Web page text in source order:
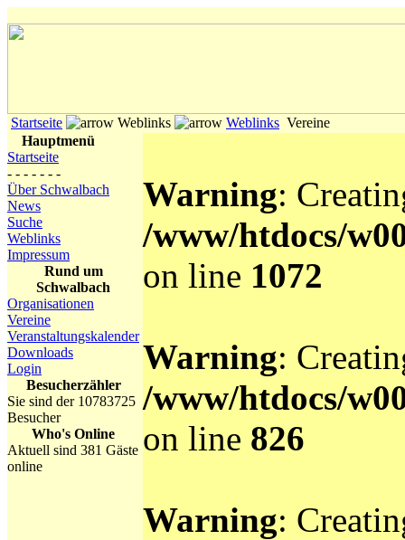
Startseite Weblinks Weblinks Vereine
Hauptmenü
Startseite
- - - - - - -
Über Schwalbach
News
Suche
Weblinks
Impressum
Rund um
Schwalbach
Organisationen
Vereine
Veranstaltungskalender
Downloads
Login
Besucherzähler
Sie sind der 10783725
Besucher
Who's Online
Aktuell sind 381 Gäste
online
Warning:
/www/htdocs/
on line 1072
Warning:
/www/htdocs/
on line 826
Warning: